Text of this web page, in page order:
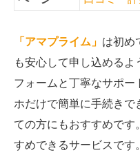
「アマプライム」 は初め
も安心して申し込める
フォームと丁寧なサポー
ホだけで簡単に手続きで
ての方にもおすすめです
すめできるサービスです。